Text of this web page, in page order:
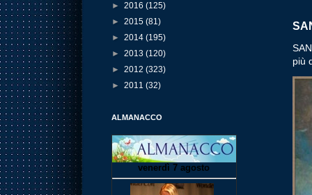
più
► 2016 (125)
► 2015 (81)
► 2014 (195)
► 2013 (120)
► 2012 (323)
► 2011 (32)
ALMANACCO